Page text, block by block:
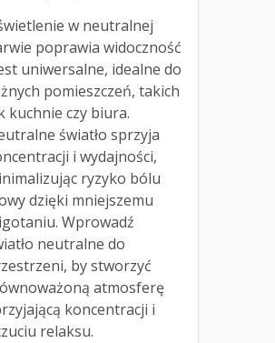
w neutralnej
poprawia widoczność
uniwersalne, idealne do
pomieszczeń, takich
kuchnie czy biura.
światło sprzyja
i wydajności,
ryzyko bólu
dzięki mniejszemu
Wprowadź
neutralne do
by stworzyć
atmosferę
koncentracji i
relaksu.